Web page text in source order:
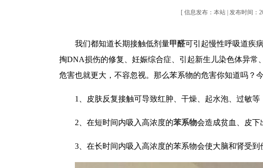
[ 信息发布：本站 | 发布时间：
我们都知道长期接触低剂量甲醛可引起慢性呼吸道疾
掏DNA损伤的修复、妊娠综合症、引起新生儿染色体异常
危害也就更大，不容忽视。那么苯系物的危害你知道吗？
1、皮肤反复接触可导致红肿、干燥、起水泡、过敏等
2、在短时间内吸入高浓度的苯系物会造成贫血、皮下
3、在长时间内吸入高浓度的苯系物会使大脑和肾受到